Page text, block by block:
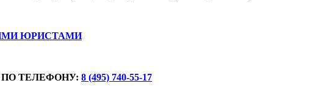
ЮРИСТАМИ
ТЕЛЕФОНУ: 8 (495) 740-55-17